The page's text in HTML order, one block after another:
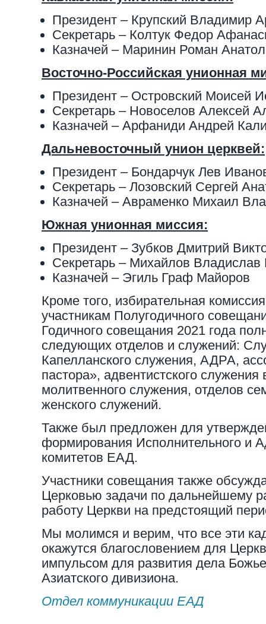
Президент – Крупский Владимир
Секретарь – Колтук Федор
Казначей – Маринин Роман
Восточно-Российская унионная
Президент – Островский Моисей
Секретарь – Новоселов Алексей
Казначей – Арфаниди Андрей
Дальневосточный унион церквей:
Президент – Бондарчук Лев
Секретарь – Лозовский Сергей
Казначей – Авраменко Михаил
Южная унионная миссия:
Президент – Зубков Дмитрий
Секретарь – Михайлов
Казначей – Эгиль Граф Майоров
Кроме того, избирательная
участникам Полугодичного
Годичного совещания 2021 года
следующих отделов и служений:
Капелланского служения, АДРА,
пастора», адвентистского
молитвенного служения, отделов
женского служений.
Также был предложен для
формирования Исполнительного и
комитетов ЕАД.
Участники совещания также
Церковью задачи по дальнейшему
работу Церкви на предстоящий
Мы молимся и верим, что все эти
окажутся благословением для
импульсом для развития дела
Азиатского дивизиона.
Отдел коммуникации ЕАД